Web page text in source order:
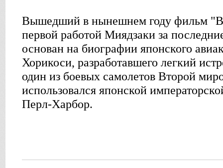
Вышедший в нынешнем году фильм
первой работой Миядзаки за
основан на биографии японского
Хорикоси, разработавшего легкий
один из боевых самолетов Второй
использовался японской
Перл-Харбор.